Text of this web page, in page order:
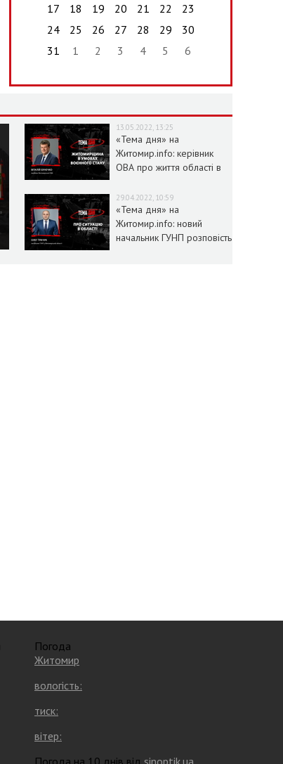
17
18 19 20 21 22
23
24
25 26 27 28 29
30
31
1 2 3 4 5 6
13.05.2022, 13:25
«Тема дня» на
Житомир.info: керівник
ОВА про життя області в
29.04.2022, 10:59
«Тема дня» на
Житомир.info: новий
начальник ГУНП розповість
Погода
Житомир
вологість:
тиск:
вітер:
Погода на 10 днів від sinoptik.ua